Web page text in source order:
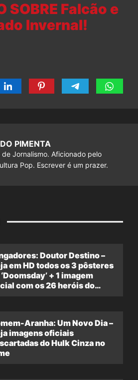
SOBRE Falcão e
Invernal!
PIMENTA
de Jornalismo. Aficionado pelo
Pop. Escrever é um prazer.
Doutor Destino –
em HD todos os 3 pôsteres
+ 1 imagem
com os 26 heróis do
Aranha: Um Novo Dia –
imagens oficiais
do Hulk Cinza no